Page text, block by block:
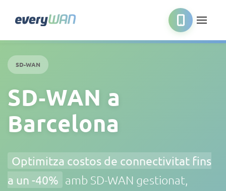
SD-WAN
SD‑WAN a
Barcelona
Optimitza costos de connectivitat fins
a un -40% amb SD-WAN gestionat,